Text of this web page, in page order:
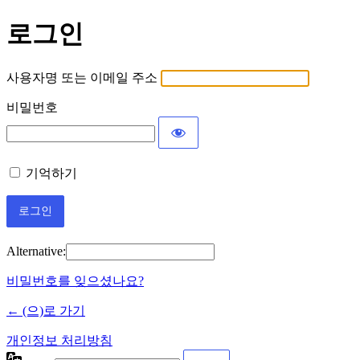
로그인
사용자명 또는 이메일 주소
비밀번호
기억하기
Alternative:
비밀번호를 잊으셨나요?
← (으)로 가기
개인정보 처리방침